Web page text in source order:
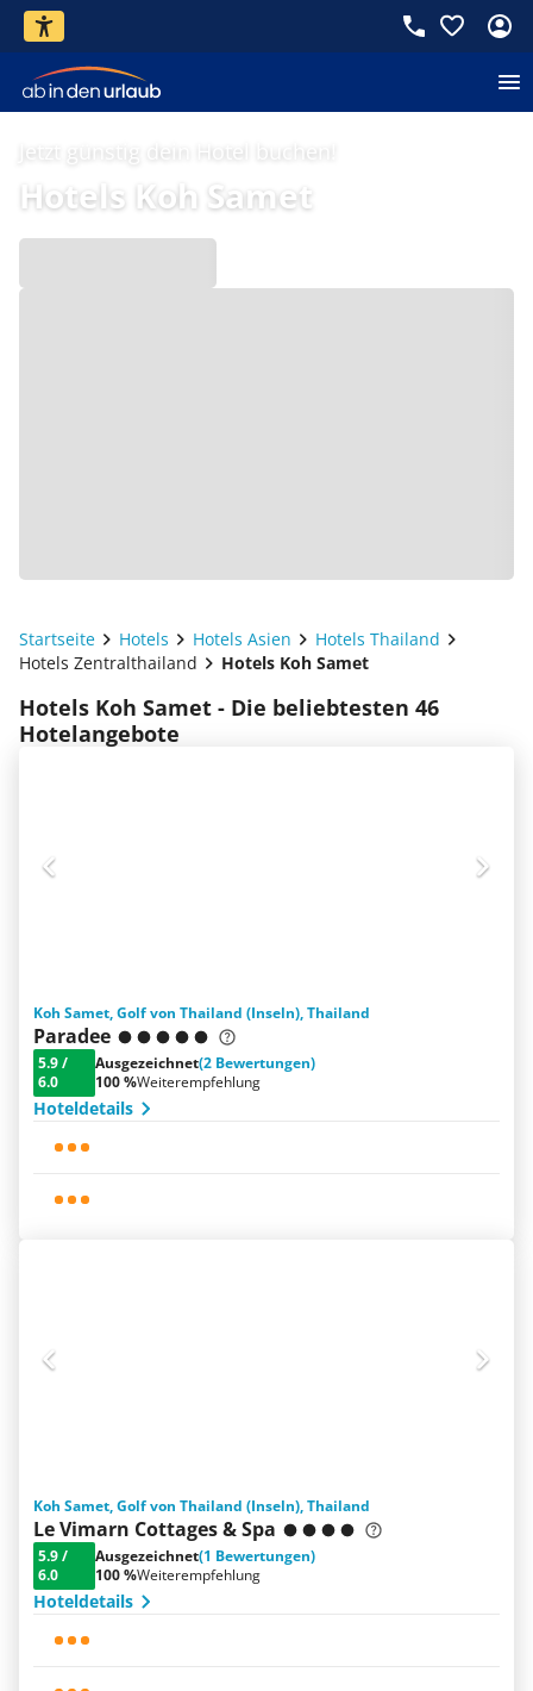
Jetzt günstig dein Hotel buchen!
Hotels Koh Samet
Startseite Hotels Hotels Asien
Hotels Thailand
Hotels Zentralthailand
Hotels Koh Samet
Hotels Koh Samet - Die beliebtesten 46
Hotelangebote
Koh Samet, Golf von Thailand (Inseln), Thailand
Paradee
5.9/
6.0
Ausgezeichnet(2 Bewertungen)
100 %Weiterempfehlung
Hoteldetails
Koh Samet, Golf von Thailand (Inseln), Thailand
Le Vimarn Cottages & Spa
5.9/
6.0
Ausgezeichnet(1 Bewertungen)
100 %Weiterempfehlung
Hoteldetails